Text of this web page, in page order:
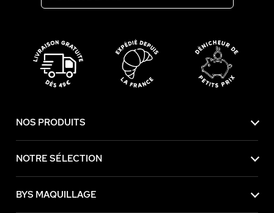
NOS PRODUITS
NOTRE SÉLECTION
BYS MAQUILLAGE